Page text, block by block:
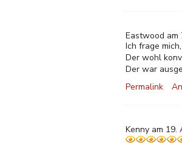
Eastwood am
Ich frage
Der wohl
Der war
Permalink
Kenny am 19.